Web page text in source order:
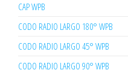
CAP WPB
CODO RADIO LARGO 180° WPB
CODO RADIO LARGO 45° WPB
CODO RADIO LARGO 90° WPB